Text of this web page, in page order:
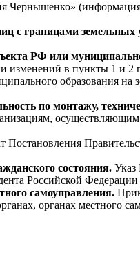
Чернышенко» (информация
с границами земельных
РФ или
изменений в пункты 1 и 2
образования на
по монтажу,
Постановления
состояния. Указ
Российской Федерации
самоуправления.
органах местного